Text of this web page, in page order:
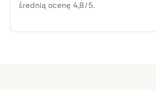
średnią ocenę 4,8/5.